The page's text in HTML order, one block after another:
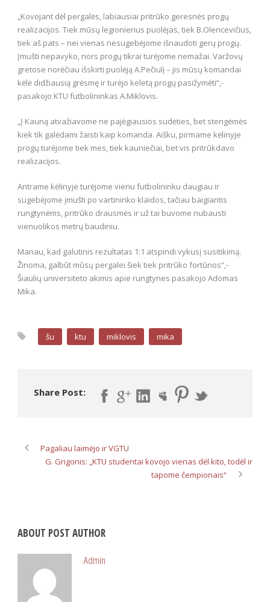
„Kovojant dėl pergalės, labiausiai pritrūko geresnės progų
realizacijos. Tiek mūsų legionierius puolėjas, tiek B.Olencevičius,
tiek aš pats – nei vienas nesugebėjome išnaudoti gerų progų.
Įmušti nepavyko, nors progų tikrai turėjome nemažai. Varžovų
gretose norėčiau išskirti puolėją A.Pečiulį – jis mūsų komandai
kėlė didžiausią grėsmę ir turėjo keletą progų pasižymėti“,-
pasakojo KTU futbolininkas A.Miklovis.
„Į Kauną atvažiavome ne pajėgiausios sudėties, bet stengėmės
kiek tik galėdami žaisti kaip komanda. Aišku, pirmame kėlinyje
progų turėjome tiek mes, tiek kauniečiai, bet vis pritrūkdavo
realizacijos.
Antrame kėlinyje turėjome vienu futbolininku daugiau ir
sugebėjome įmušti po vartininko klaidos, tačiau baigiantis
rungtynėms, pritrūko drausmės ir už tai buvome nubausti
vienuolikos metrų baudiniu.
Manau, kad galutinis rezultatas 1:1 atspindi vykusį susitikimą.
Žinoma, galbūt mūsų pergalei šiek tiek pritrūko fortūnos“,-
Šiaulių universiteto akimis apie rungtynes pasakojo Adomas
Mika.
šu ktu miklovis mika
Share Post:
Pagaliau laimėjo ir VGTU
G. Grigonis: „KTU studentai kovojo vienas dėl kito, todėl ir
tapome čempionais“
ABOUT POST AUTHOR
Admin